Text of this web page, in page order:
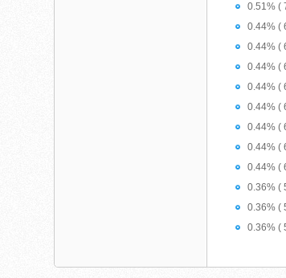
0.51% (
0.44% (
0.44% (
0.44% (
0.44% (
0.44% (
0.44% (
0.44% (
0.44% (
0.36% (
0.36% (
0.36% (